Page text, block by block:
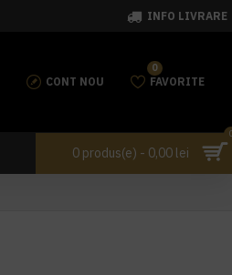
INFO LIVRARE
CONT NOU FAVORITE
0
0 produs(e) - 0,00 lei